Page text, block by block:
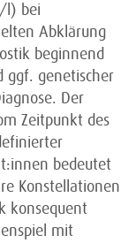
l) bei
Abklärung
beginnend
ggf. genetischer
Der
Zeitpunkt des
bedeutet
Konstellationen
konsequent
mit